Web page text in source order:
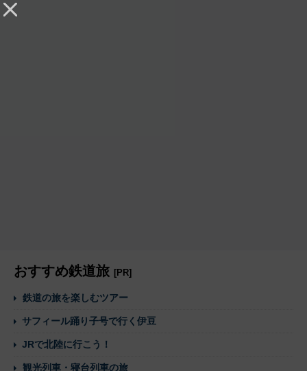
おすすめ鉄道旅 [PR]
鉄道の旅を楽しむツアー
サフィール踊り子号で行く伊豆
JRで北陸に行こう！
観光列車・寝台列車の旅